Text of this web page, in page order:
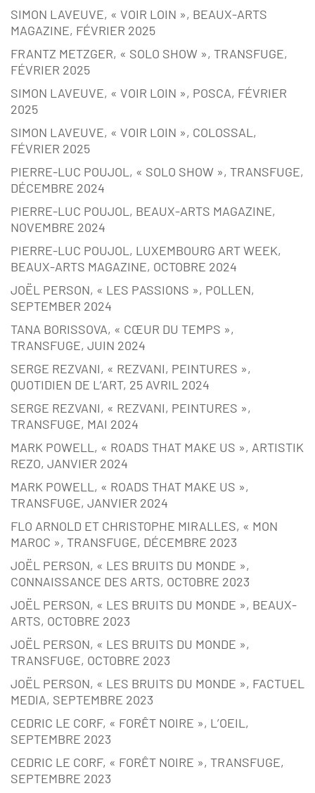
SIMON LAVEUVE, « VOIR LOIN », BEAUX-ARTS
MAGAZINE, FÉVRIER 2025
FRANTZ METZGER, « SOLO SHOW », TRANSFUGE,
FÉVRIER 2025
SIMON LAVEUVE, « VOIR LOIN », POSCA, FÉVRIER
2025
SIMON LAVEUVE, « VOIR LOIN », COLOSSAL,
FÉVRIER 2025
PIERRE-LUC POUJOL, « SOLO SHOW », TRANSFUGE,
DÉCEMBRE 2024
PIERRE-LUC POUJOL, BEAUX-ARTS MAGAZINE,
NOVEMBRE 2024
PIERRE-LUC POUJOL, LUXEMBOURG ART WEEK,
BEAUX-ARTS MAGAZINE, OCTOBRE 2024
JOËL PERSON, « LES PASSIONS », POLLEN,
SEPTEMBER 2024
TANA BORISSOVA, « CŒUR DU TEMPS »,
TRANSFUGE, JUIN 2024
SERGE REZVANI, « REZVANI, PEINTURES »,
QUOTIDIEN DE L’ART, 25 AVRIL 2024
SERGE REZVANI, « REZVANI, PEINTURES »,
TRANSFUGE, MAI 2024
MARK POWELL, « ROADS THAT MAKE US », ARTISTIK
REZO, JANVIER 2024
MARK POWELL, « ROADS THAT MAKE US »,
TRANSFUGE, JANVIER 2024
FLO ARNOLD ET CHRISTOPHE MIRALLES, « MON
MAROC », TRANSFUGE, DÉCEMBRE 2023
JOËL PERSON, « LES BRUITS DU MONDE »,
CONNAISSANCE DES ARTS, OCTOBRE 2023
JOËL PERSON, « LES BRUITS DU MONDE », BEAUX-
ARTS, OCTOBRE 2023
JOËL PERSON, « LES BRUITS DU MONDE »,
TRANSFUGE, OCTOBRE 2023
JOËL PERSON, « LES BRUITS DU MONDE », FACTUEL
MEDIA, SEPTEMBRE 2023
CEDRIC LE CORF, « FORÊT NOIRE », L’OEIL,
SEPTEMBRE 2023
CEDRIC LE CORF, « FORÊT NOIRE », TRANSFUGE,
SEPTEMBRE 2023